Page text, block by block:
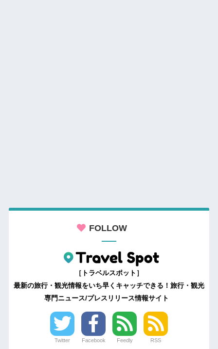
FOLLOW
［トラベルスポット］
最新の旅行・観光情報をいち早くキャッチできる！旅行・観光
専門ニュース/プレスリリース情報サイト
Twitter Facebook Feedly RSS